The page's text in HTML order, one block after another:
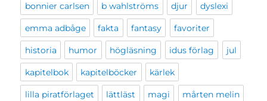
bonnier carlsen b wahlströms djur dyslexi
emma adbåge fakta fantasy favoriter
historia humor högläsning idus förlag jul
kapitelbok kapitelböcker kärlek
lilla piratförlaget lättläst magi mårten melin